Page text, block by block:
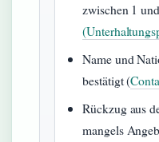
zwischen 1
Name und
bestätigt (
Rückzug aus
mangels